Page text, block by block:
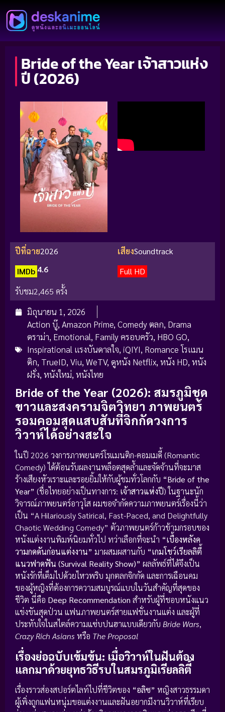
Bride of the Year เจ้าสาวแห่ง
ปี (2026)
ปีที่ฉาย2026 เสียงSoundtrack
IMDb 4.6
Full HD
รับชม2,465 ครั้ง
มิถุนายน 1, 2026
Action บู๊, Amazon Prime, Comedy ตลก, Drama
ดราม่า, Emotional, Family ครอบครัว, HBO GO,
Inspirational แรงบันดาลใจ, iQIYI, Romance โรแมน
ติก, TrueID, Viu, WeTV, ดูหนัง Netflix, หนัง HD, หนัง
ฝรั่ง, หนังใหม่, หนังไทย
Bride of the Year (2026): สมรภูมิชุด
ขาวและสงครามจิตวิทยา ภาพยนตร์
รอมคอมสุดแสบสันที่จิกกัดวงการ
วิวาห์ได้อย่างสะใจ
ในปี 2026 วงการภาพยนตร์โรแมนติก-คอมเมดี้ (Romantic
Comedy) ได้ต้อนรับผลงานพล็อตสุดล้ำและจัดจ้านที่จะมาส
ร้างเสียงหัวเราะและรอยยิ้มให้กับผู้ชมทั่วโลกกับ “Bride of the
Year” (ชื่อไทยอย่างเป็นทางการ: เจ้าสาวแห่งปี) ในฐานะนัก
วิจารณ์ภาพยนตร์อาวุโส ผมขอจำกัดความภาพยนตร์เรื่องนี้ว่า
เป็น “A Hilariously Satirical, Fast-Paced, and Delightfully
Chaotic Wedding Comedy” ตัวภาพยนตร์ก้าวข้ามกรอบของ
หนังแต่งงานพิมพ์นิยมทั่วไป ทว่าเลือกที่จะนำ “เบื้องหลังค
วามกดดันก่อนแต่งงาน” มาผสมผสานกับ “เกมโชว์เรียลลิตี้
แนวฟาดฟัน (Survival Reality Show)” ผลลัพธ์ที่ได้จึงเป็น
หนังรักที่เต็มไปด้วยไหวพริบ มุกตลกจิกกัด และการเฉือนคม
ของผู้หญิงที่ต้องการความสมบูรณ์แบบในวันสำคัญที่สุดของ
ชีวิต นี่คือ Deep Recommendation สำหรับผู้ที่ชอบหนังแนว
แข่งขันสุดป่วน แฟนภาพยนตร์สายแฟชั่นงานแต่ง และผู้ที่
ประทับใจในสไตล์ความแซ่บปนฮาแบบเดียวกับ Bride Wars,
Crazy Rich Asians หรือ The Proposal
เรื่องย่อฉบับเข้มข้น: เมื่อวิวาห์ในฝันต้อง
แลกมาด้วยยุทธวิธีรบในสมรภูมิเรียลลิตี้
เรื่องราวส่องสปอร์ตไลท์ไปที่ชีวิตของ “อลิซ” หญิงสาวธรรมดา
ผู้เพิ่งถูกแฟนหนุ่มขอแต่งงานและฝันอยากมีงานวิวาห์ที่เรียบ